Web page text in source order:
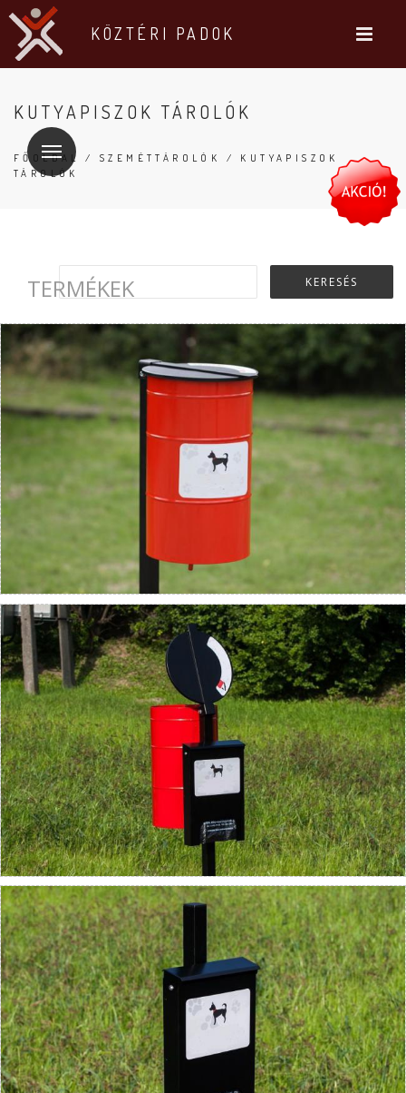
KÖZTÉRI PADOK
KUTYAPISZOK TÁROLÓK
FŐOLDAL /SZEMÉTTÁROLÓK
/ KUTYAPISZOK
TÁROLÓK
TERMÉKEK